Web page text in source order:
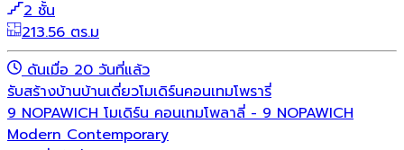
2 ชั้น
213.56 ตร.ม
ดันเมื่อ 20 วันที่แล้ว
รับสร้างบ้านบ้านเดี่ยวโมเดิร์นคอนเทมโพรารี่
9 NOPAWICH โมเดิร์น คอนเทมโพลาลี่ - 9 NOPAWICH
Modern Contemporary